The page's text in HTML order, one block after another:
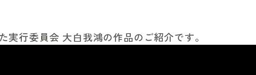
行委員会 大白我鴻の作品のご紹介です。